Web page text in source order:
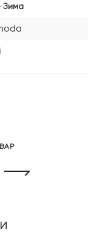
Зима